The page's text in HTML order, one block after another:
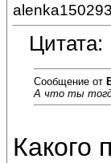
alenka150293
Цитата:
Сообщение от
А что ты
Какого